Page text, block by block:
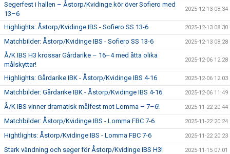
Segerfest i hallen – Åstorp/Kvidinge kör över Sofiero med
13–6
2025-12-13 08:34
Highlights: Åstorp/Kvidinge IBS - Sofiero SS 13-6 2025-12-13 08:30
Matchbilder: Åstorp/Kvidinge IBS - Sofiero SS 13-6 2025-12-13 08:28
Å/K IBS H3 krossar Gårdarike – 16–4 med åtta olika
målskyttar!
2025-12-06 12:28
Highlights: Gårdarike IBK - Åstorp/Kvidinge IBS 4-16 2025-12-06 12:03
Matchbilder: Gårdarike IBK - Åstorp/Kvidinge IBS 4-16 2025-12-06 11:49
Å/K IBS vinner dramatisk målfest mot Lomma – 7–6! 2025-11-22 20:44
Matchbilder: Åstorp/Kvidinge IBS - Lomma FBC 7-6 2025-11-22 20:24
Hightlights: Åstorp/Kvidinge IBS - Lomma FBC 7-6 2025-11-22 20:23
Stark vändning och seger för Åstorp/Kvidinge IBS H3! 2025-11-15 07:01